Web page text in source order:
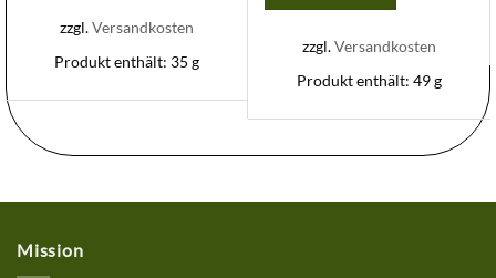
zzgl.Versandkosten
Produkt enthält: 35 g
zzgl.Versandkosten
Produkt enthält: 49g
Mission